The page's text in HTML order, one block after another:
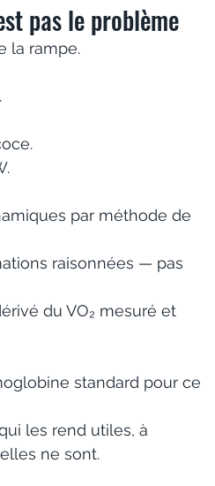
pas le problème
la rampe.
par méthode de
raisonnées — pas
du VO₂ mesuré et
standard pour ce
les rend utiles, à
ne sont.